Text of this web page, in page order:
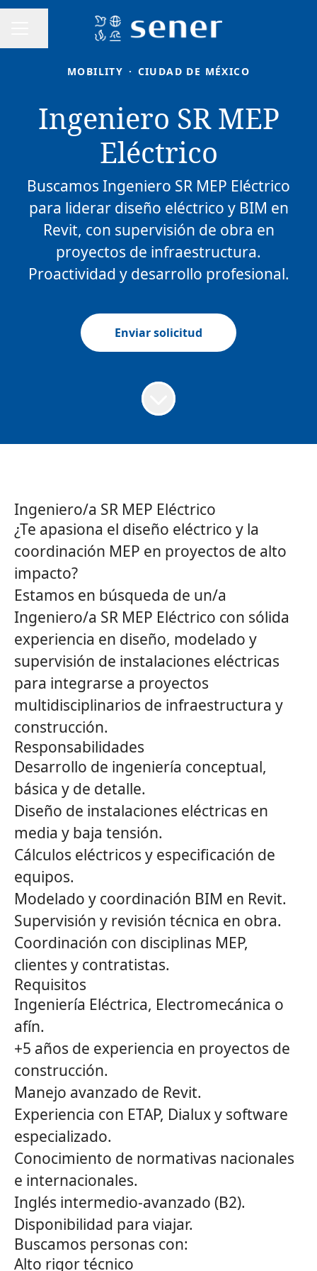
MENÚ DE EMPLEO
Compartir página
MOBILITY · CIUDAD DE MÉXICO
Ingeniero SR MEP
Eléctrico
Buscamos Ingeniero SR MEP Eléctrico
para liderar diseño eléctrico y BIM en
Revit, con supervisión de obra en
proyectos de infraestructura.
Proactividad y desarrollo profesional.
Enviar solicitud
Ingeniero/a SR MEP Eléctrico
¿Te apasiona el diseño eléctrico y la
coordinación MEP en proyectos de alto
impacto?
Estamos en búsqueda de un/a
Ingeniero/a SR MEP Eléctrico con sólida
experiencia en diseño, modelado y
supervisión de instalaciones eléctricas
para integrarse a proyectos
multidisciplinarios de infraestructura y
construcción.
Responsabilidades
Desarrollo de ingeniería conceptual,
básica y de detalle.
Diseño de instalaciones eléctricas en
media y baja tensión.
Cálculos eléctricos y especificación de
equipos.
Modelado y coordinación BIM en Revit.
Supervisión y revisión técnica en obra.
Coordinación con disciplinas MEP,
clientes y contratistas.
Requisitos
Ingeniería Eléctrica, Electromecánica o
afín.
+5 años de experiencia en proyectos de
construcción.
Manejo avanzado de Revit.
Experiencia con ETAP, Dialux y software
especializado.
Conocimiento de normativas nacionales
e internacionales.
Inglés intermedio-avanzado (B2).
Disponibilidad para viajar.
Buscamos personas con:
Alto rigor técnico